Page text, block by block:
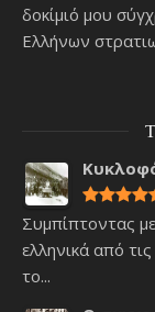
δοκίμιό μου
Ελλήνων
Συμπίπτοντας
ελληνικά από
το...